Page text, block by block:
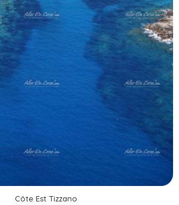
Côte Est Tizzano